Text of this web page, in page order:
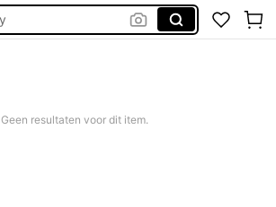
Geen resultaten voor dit item.